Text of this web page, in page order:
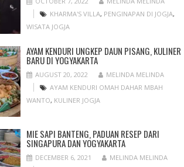
KHARMA'S VILLA, PENGINAPAN DI JOGJA,
WISATA JOGJA
AYAM KENDURI UNGKEP DAUN PISANG, KULINER
BARU DI YOGYAKARTA
AUGUST 20, 2022
MELINDA MELINDA
AYAM KENDURI OMAH DAHAR MBAH
WANTO, KULINER JOGJA
MIE SAPI BANTENG, PADUAN RESEP DARI
SINGAPURA DAN YOGYAKARTA
DECEMBER 6, 2021
MELINDA MELINDA